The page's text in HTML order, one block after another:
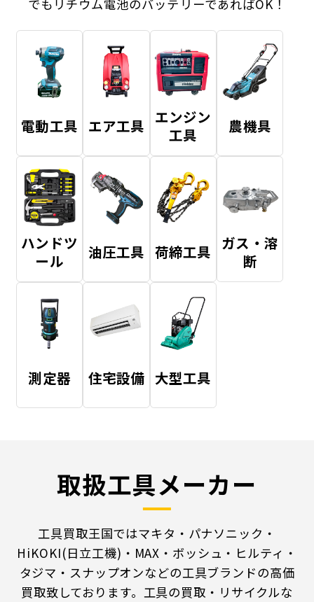
でもリチウム電池のバッテリーであればOK！
電動工具 エア工具 エンジン
工具
農機具
ハンドツ
ール
油圧工具 荷締工具 ガス・溶
断
測定器 住宅設備 大型工具
取扱工具メーカー
工具買取王国ではマキタ・パナソニック・
HiKOKI(日立工機)・MAX・ボッシュ・ヒルティ・
タジマ・スナップオンなどの工具ブランドの高価
買取致しております。工具の買取・リサイクルな